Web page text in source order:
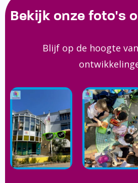
Bekijk onze foto's
Blijf op de hoogte